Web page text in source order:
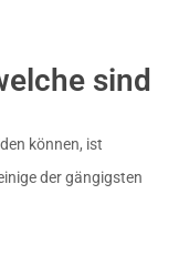
sind
können, ist
der gängigsten